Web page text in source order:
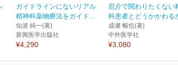
ガイドラインにないリアル
精神科薬物療法をガイド...
仙波 純一(著)
新興医学出版社
¥4,290
厄介で関わりたくない
科患者とどうかかわる
成瀬 暢也(著)
中外医学社
¥3,080